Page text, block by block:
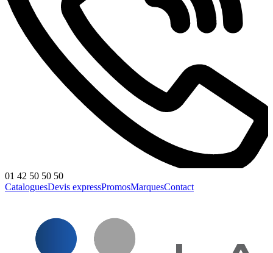
01 42 50 50 50
CataloguesDevis expressPromosMarquesContact